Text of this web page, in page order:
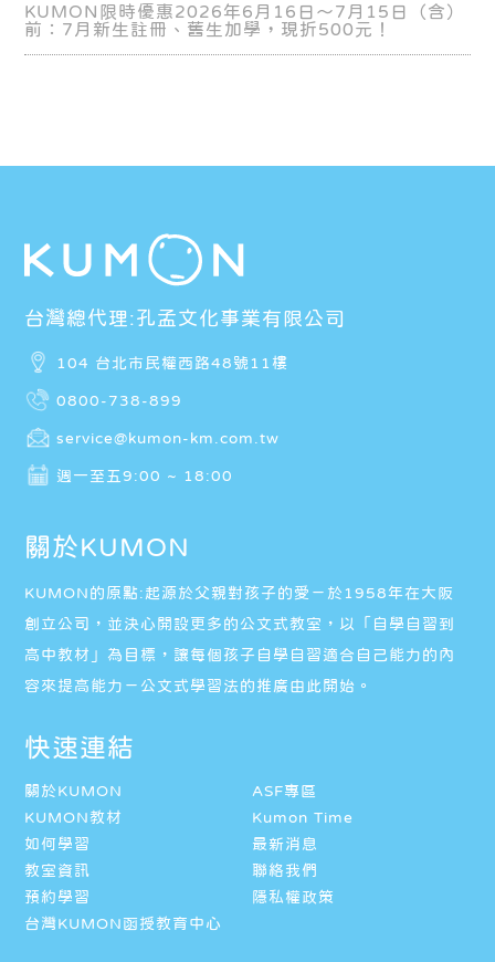
KUMON限時優惠2026年6月16日～7月15日（含）
前：7月新生註冊、舊生加學，現折500元！
台灣總代理:孔孟文化事業有限公司
104 台北市民權西路48號11樓
0800-738-899
service@kumon-km.com.tw
週一至五9:00 ~ 18:00
關於KUMON
KUMON的原點:起源於父親對孩子的愛－於1958年在大阪
創立公司，並決心開設更多的公文式教室，以「自學自習到
高中教材」為目標，讓每個孩子自學自習適合自己能力的內
容來提高能力－公文式學習法的推廣由此開始。
快速連結
關於KUMON
ASF專區
KUMON教材
Kumon Time
如何學習
最新消息
教室資訊
聯絡我們
預約學習
隱私權政策
台灣KUMON函授教育中心